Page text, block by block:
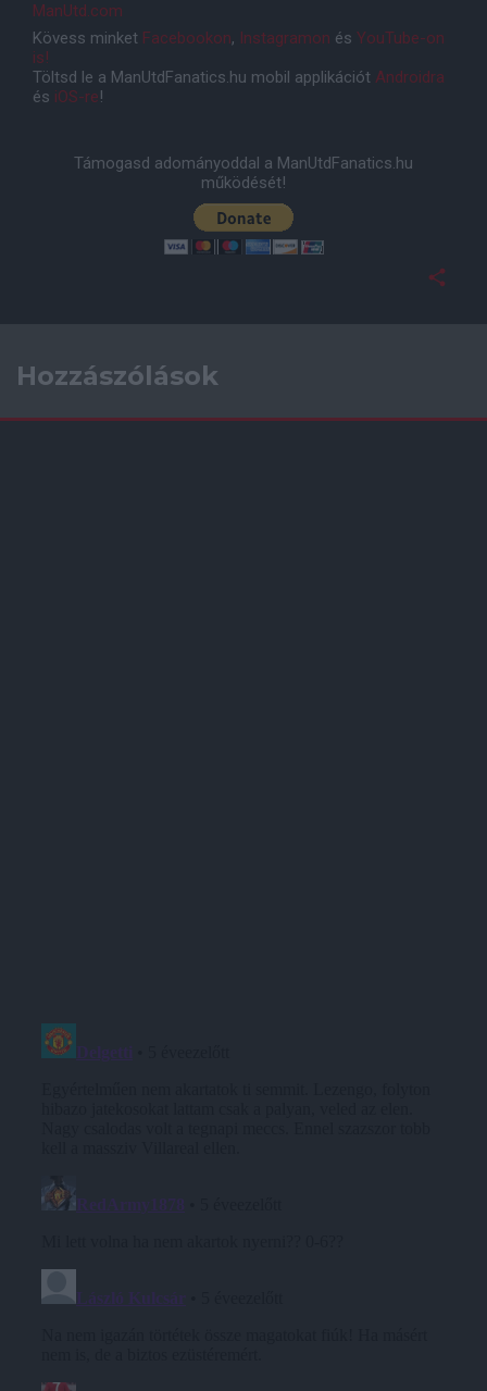
ManUtd.com
Kövess minket Facebookon, Instagramon és YouTube-on
is!
Töltsd le a ManUtdFanatics.hu mobil applikációt Androidra
és iOS-re!
Támogasd adományoddal a ManUtdFanatics.hu
működését!
Hozzászólások